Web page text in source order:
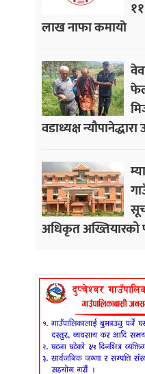
लाख नाफा कमायाे
वडाध्यक्ष न्यौपानेद्धारा
अधिकृत अख्तियारको